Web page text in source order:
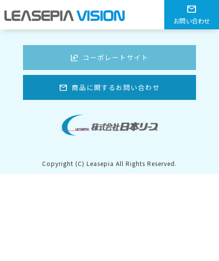
mail
お問い合わせ
クレールマット グレー
HOME > クレールマット グレー
ungroup コーポレートサイト
mail 商品に関するお問い合わせ
Copyright (C) Leasepia All Rights Reserved.